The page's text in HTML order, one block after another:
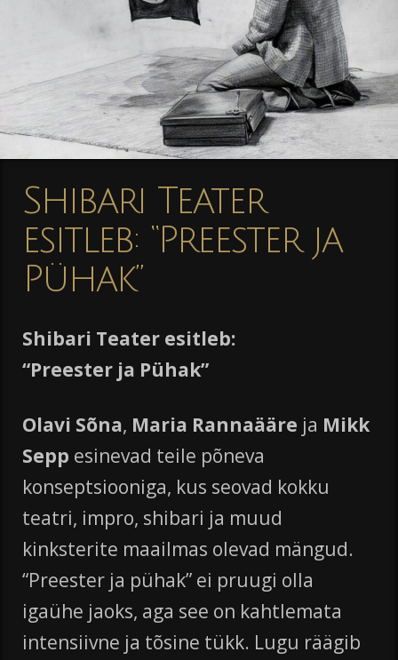
Shibari Teater
esitleb: “Preester ja
Pühak”
Shibari Teater esitleb:
“Preester ja Pühak”
Olavi Sõna, Maria Rannaääre ja Mikk
Sepp esinevad teile põneva
konseptsiooniga, kus seovad kokku
teatri, impro, shibari ja muud
kinksterite maailmas olevad mängud.
“Preester ja pühak” ei pruugi olla
igaühe jaoks, aga see on kahtlemata
intensiivne ja tõsine tükk. Lugu räägib